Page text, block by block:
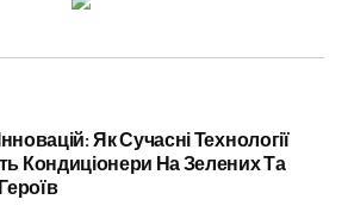
Як Сучасні Технології
Кондиціонери На Зелених Та